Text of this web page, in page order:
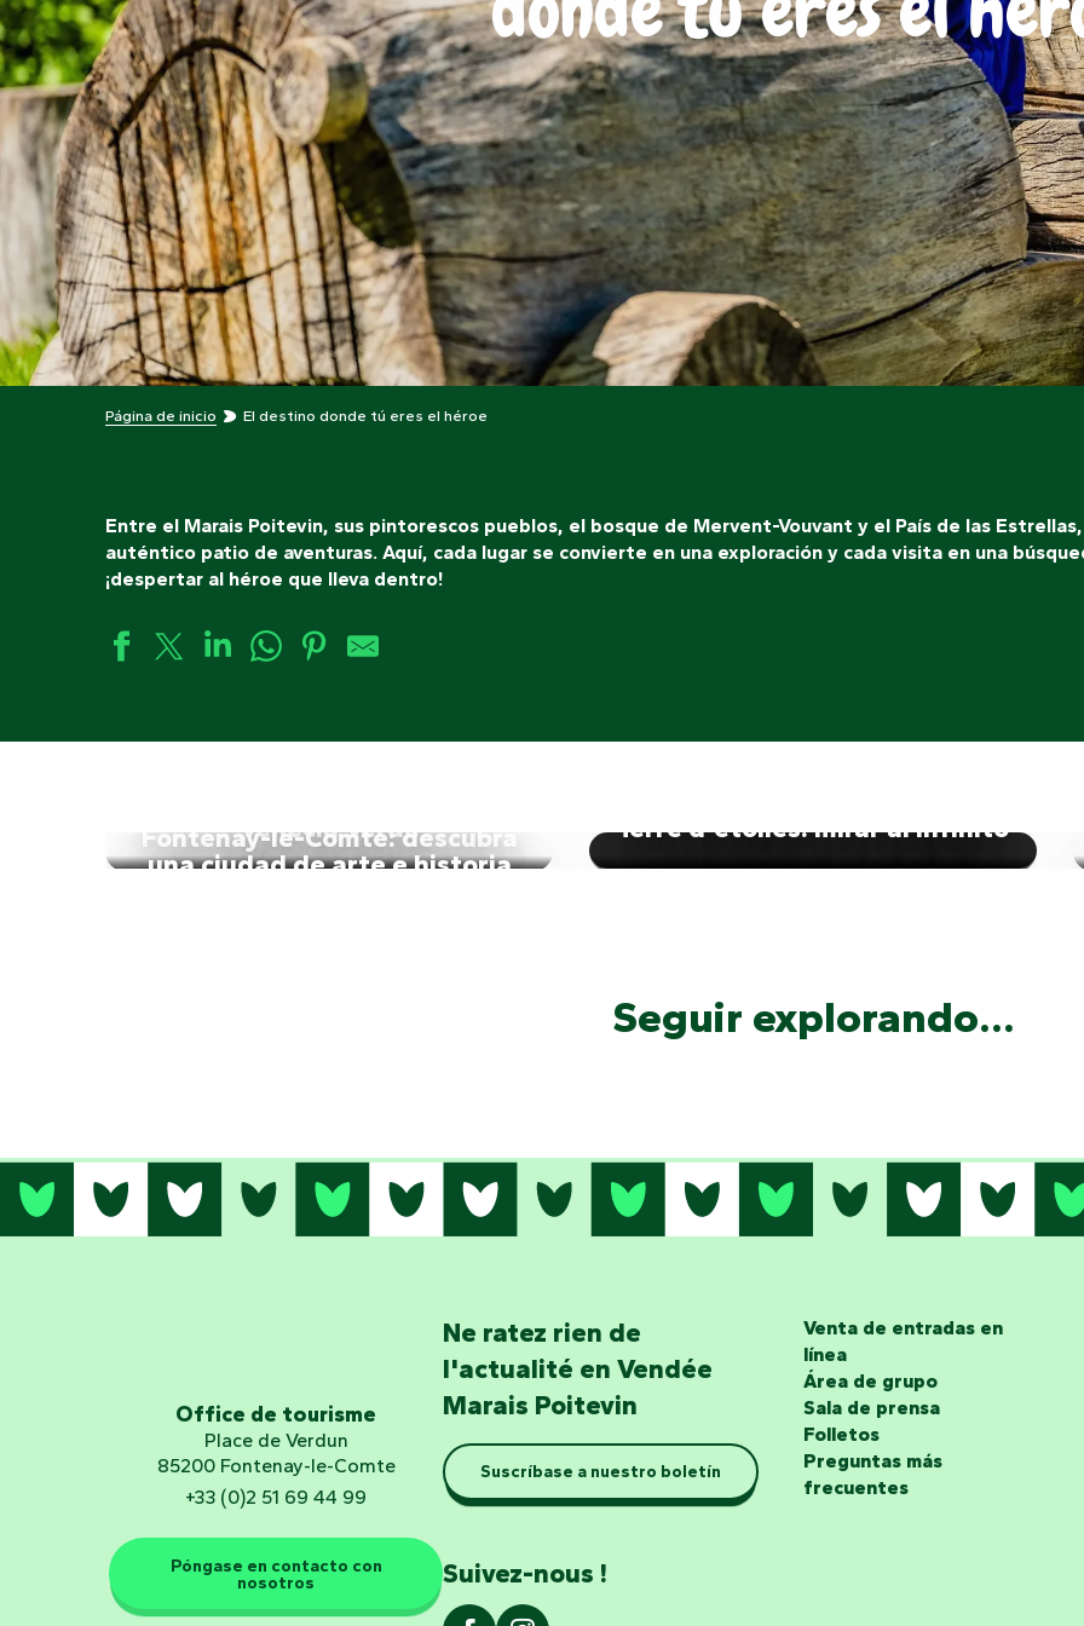
Página de inicio El destino donde tú eres el héroe
Entre el Marais Poitevin, sus pintorescos pueblos, el bosque de Mervent-Vouvant y el País de las
auténtico patio de aventuras. Aquí, cada lugar se convierte en una exploración y cada visita en una
¡despertar al héroe que lleva dentro!
Venecia Verde
Fontenay-le-Comte: descubra
una ciudad de arte e historia
Terre d'étoiles: mirar al infinito
Seguir explorando...
Office de tourisme
Place de Verdun
85200 Fontenay-le-Comte
+33 (0)2 51 69 44 99
Póngase en contacto con
nosotros
Ne ratez rien de
l'actualité en Vendée
Marais Poitevin
Suscríbase a nuestro boletín
Suivez-nous !
Venta de entradas en
línea
Área de grupo
Sala de prensa
Folletos
Preguntas más
frecuentes